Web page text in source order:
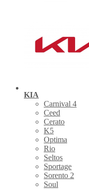
KIA
Carnival 4
Ceed
Cerato
K5
Optima
Rio
Seltos
Sportage
Sorento 2
Soul